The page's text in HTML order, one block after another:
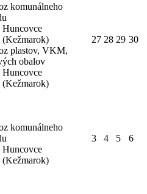
komunálneho
Huncovce
(Kežmarok)
plastov, VKM,
obalov
Huncovce
(Kežmarok)
27 28 29 30
komunálneho
Huncovce
(Kežmarok)
3 4 5 6